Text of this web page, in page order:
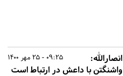
09:25 - 25 مهر 1400
انصارالله:
واشنگتن با داعش در ارتباط است